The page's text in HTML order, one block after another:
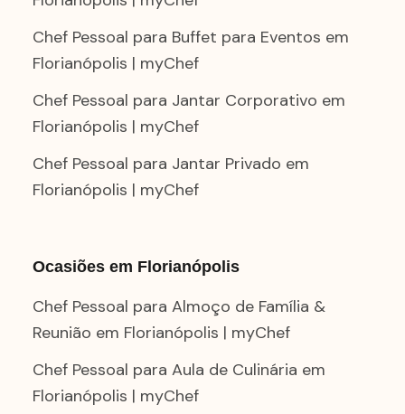
Chef Pessoal para Buffet para Eventos em
Florianópolis | myChef
Chef Pessoal para Jantar Corporativo em
Florianópolis | myChef
Chef Pessoal para Jantar Privado em
Florianópolis | myChef
Ocasiões em Florianópolis
Chef Pessoal para Almoço de Família &
Reunião em Florianópolis | myChef
Chef Pessoal para Aula de Culinária em
Florianópolis | myChef